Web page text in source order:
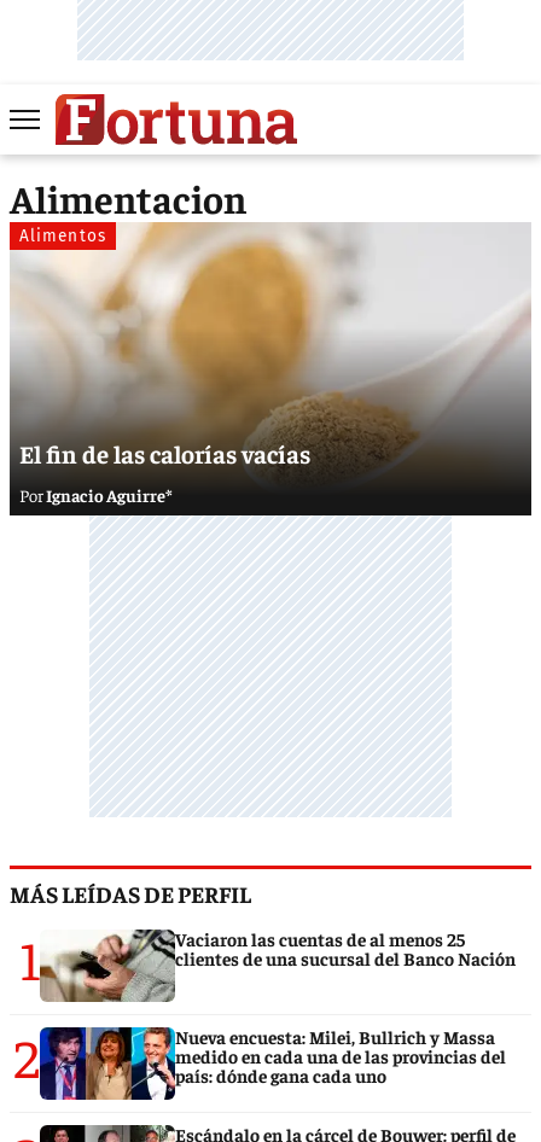
Alimentacion
Alimentos
El fin de las calorías vacías
Ignacio Aguirre*
MÁS LEÍDAS DE PERFIL
1
Vaciaron las cuentas de al menos 25
clientes de una sucursal del Banco Nación
2
Nueva encuesta: Milei, Bullrich y Massa
medido en cada una de las provincias del
país: dónde gana cada uno
Escándalo en la cárcel de Bouwer: perfil de